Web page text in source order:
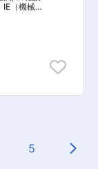
（機械・
鉄鋼） 製
加工成
分析・解
5